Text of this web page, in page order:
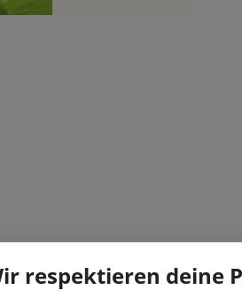
respektieren deine